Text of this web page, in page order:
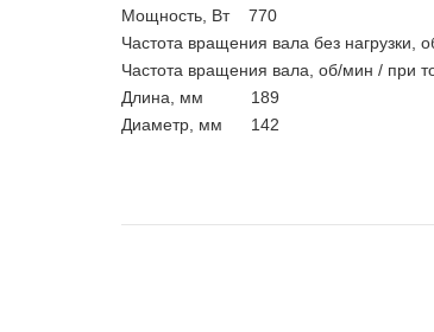
Мощность, Вт 770
Частота вращения вала без
Частота вращения вала, об/мин / при
Длина, мм 189
Диаметр, мм 142